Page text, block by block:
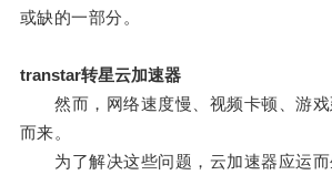
或缺的一部分。
transtar转星云加速器
然而，网络速度慢、视频卡顿、游戏
而来。
为了解决这些问题，云加速器应运而